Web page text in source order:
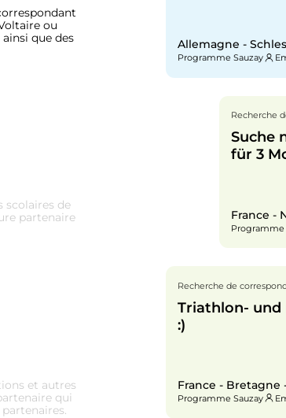
ou
que des
scolaires de
partenaire
et autres
qui
Allemagne -
Programme Sauzay
Recherche
Suche
für 3
France -
Programme
Recherche de
Triathlon- und
:)
France - Bretagne
Programme Sauzay